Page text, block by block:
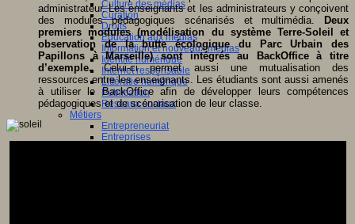
Culture des médias
Curation
Droits
Education aux médias
Information et nouveaux médias
Identité numérique
Internet responsable
Littératie numérique
Publication
Réseaux sociaux
Métiers
Entrepreneuriat
Entreprises
administrateur. Les enseignants et les administrateurs y conçoivent
des modules pédagogiques scénarisés et multimédia.
Deux
premiers modules (modélisation du système Terre-Soleil et
observation de la butte écologique du Parc Urbain des
Papillons à Marseille) sont intégrés au BackOffice à titre
d’exemple.Celui-ci permet aussi une mutualisation des
ressources entre les enseignants. Les étudiants sont aussi amenés
à utiliser le BackOffice afin de développer leurs compétences
pédagogiques et de scénarisation de leur classe.